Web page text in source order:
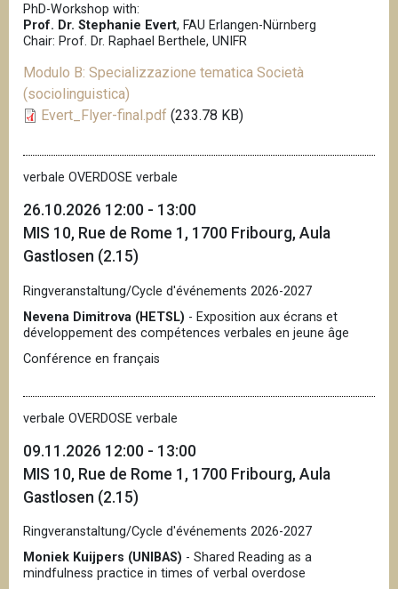
PhD-Workshop with:
Prof. Dr. Stephanie Evert, FAU Erlangen-Nürnberg
Chair: Prof. Dr. Raphael Berthele, UNIFR
Modulo B: Specializzazione tematica Società
(sociolinguistica)
Evert_Flyer-final.pdf (233.78 KB)
verbale OVERDOSE verbale
26.10.2026 12:00 - 13:00
MIS 10, Rue de Rome 1, 1700 Fribourg, Aula
Gastlosen (2.15)
Ringveranstaltung/Cycle d'événements 2026-2027
Nevena Dimitrova (HETSL) - Exposition aux écrans et
développement des compétences verbales en jeune âge
Conférence en français
verbale OVERDOSE verbale
09.11.2026 12:00 - 13:00
MIS 10, Rue de Rome 1, 1700 Fribourg, Aula
Gastlosen (2.15)
Ringveranstaltung/Cycle d'événements 2026-2027
Moniek Kuijpers (UNIBAS) - Shared Reading as a
mindfulness practice in times of verbal overdose